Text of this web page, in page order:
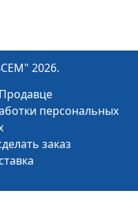
2026.
персональных
заказ